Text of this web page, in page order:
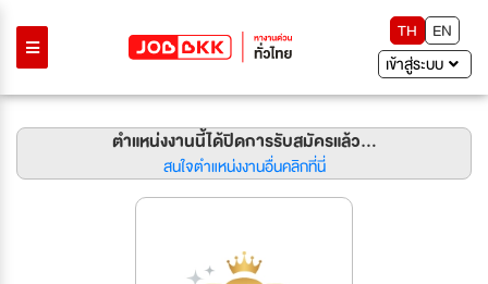
TH
EN
เข้าสู่ระบบ
ตำแหน่งงานนี้ได้ปิดการรับสมัครแล้ว...
สนใจตำแหน่งงานอื่นคลิกที่นี่